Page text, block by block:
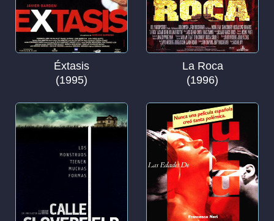
Éxtasis
(1995)
La Roca
(1996)